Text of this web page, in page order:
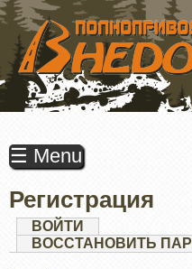
ПЕРЕЙТИ
ОСНОВНОМУ
СОДЕРЖАНИЮ
☰ Menu
Регистрация
Главные
вкладки
ВОЙТИ
ВОССТАНОВИТЬ